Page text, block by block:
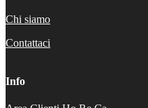
Chi siamo
Contattaci
Info